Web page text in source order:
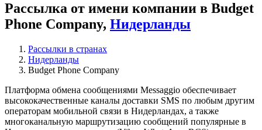
Рассылка от имени компании в Budget
Phone Company, Нидерланды
Рассылки в странах
Нидерланды
Budget Phone Company
Платформа обмена сообщениями Messaggio обеспечивает
высококачественные каналы доставки SMS по любым другим
операторам мобильной связи в Нидерландах, а также
многоканальную маршрутизацию сообщений популярные в